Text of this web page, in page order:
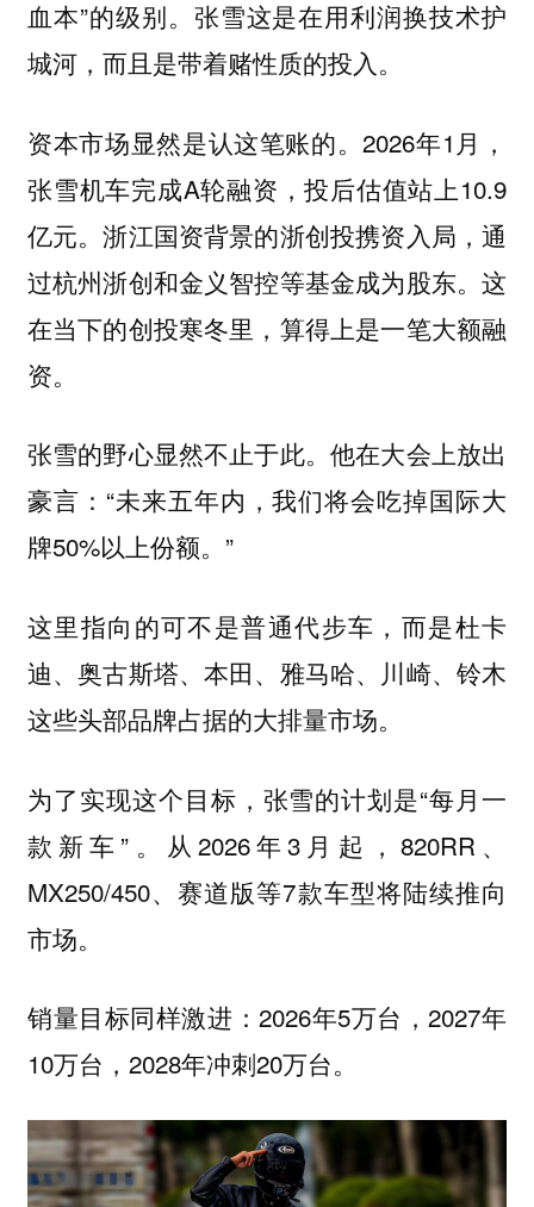
血本”的级别。张雪这是在用利润换技术护
城河，而且是带着赌性质的投入。
资本市场显然是认这笔账的。2026年1月，
张雪机车完成A轮融资，投后估值站上10.9
亿元。浙江国资背景的浙创投携资入局，通
过杭州浙创和金义智控等基金成为股东。这
在当下的创投寒冬里，算得上是一笔大额融
资。
张雪的野心显然不止于此。他在大会上放出
豪言：“未来五年内，我们将会吃掉国际大
牌50%以上份额。”
这里指向的可不是普通代步车，而是杜卡
迪、奥古斯塔、本田、雅马哈、川崎、铃木
这些头部品牌占据的大排量市场。
为了实现这个目标，张雪的计划是“每月一
款新车”。从2026年3月起，820RR、
MX250/450、赛道版等7款车型将陆续推向
市场。
销量目标同样激进：2026年5万台，2027年
10万台，2028年冲刺20万台。